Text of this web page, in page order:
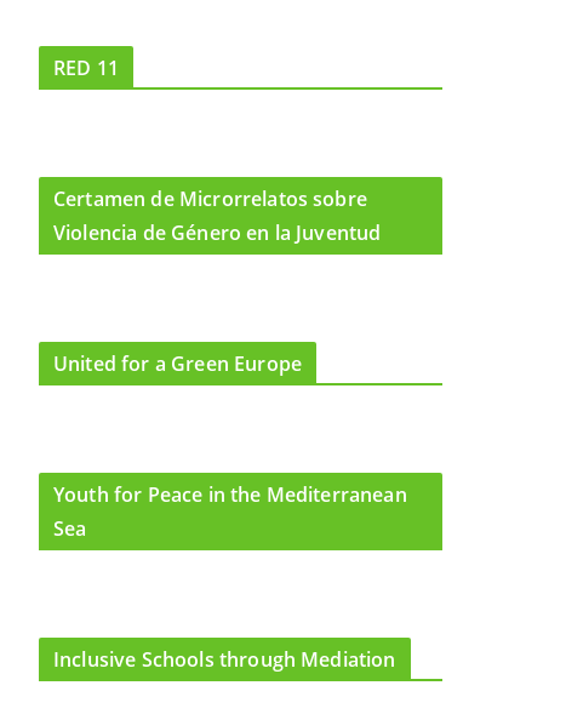
RED 11
Certamen de Microrrelatos sobre
Violencia de Género en la Juventud
United for a Green Europe
Youth for Peace in the Mediterranean
Sea
Inclusive Schools through Mediation